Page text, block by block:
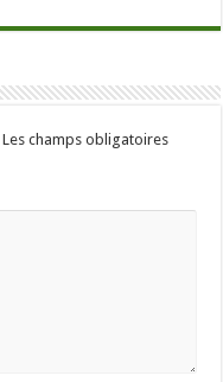
Les champs obligatoires